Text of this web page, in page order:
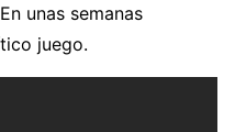
unas semanas
juego.